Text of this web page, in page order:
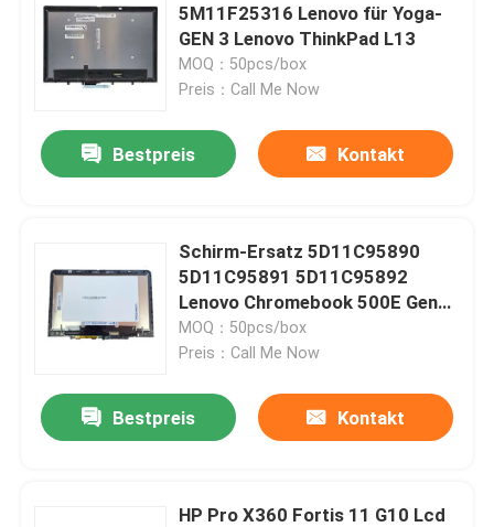
5M11F25316 Lenovo für Yoga-
GEN 3 Lenovo ThinkPad L13
MOQ：50pcs/box
Preis：Call Me Now
Bestpreis Kontakt
Schirm-Ersatz 5D11C95890
5D11C95891 5D11C95892
Lenovo Chromebook 500E Gen3
AMD
MOQ：50pcs/box
Preis：Call Me Now
Bestpreis Kontakt
HP Pro X360 Fortis 11 G10 Lcd